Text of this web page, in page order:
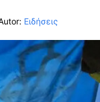
Ειδήσεις